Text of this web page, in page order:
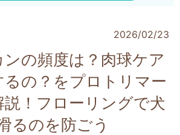
2026/02/23
ンの頻度は？肉球ケア
るの？をプロトリマー
！フローリングで犬
るのを防ごう